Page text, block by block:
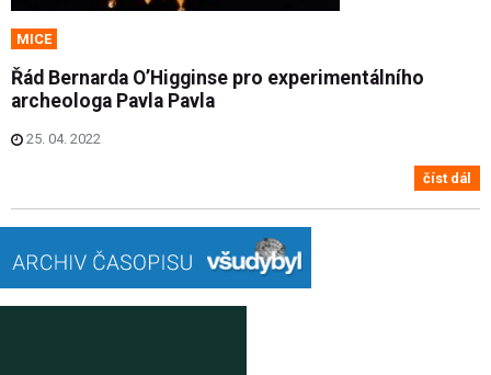
MICE
Řád Bernarda O’Higginse pro experimentálního
archeologa Pavla Pavla
25. 04. 2022
číst dál